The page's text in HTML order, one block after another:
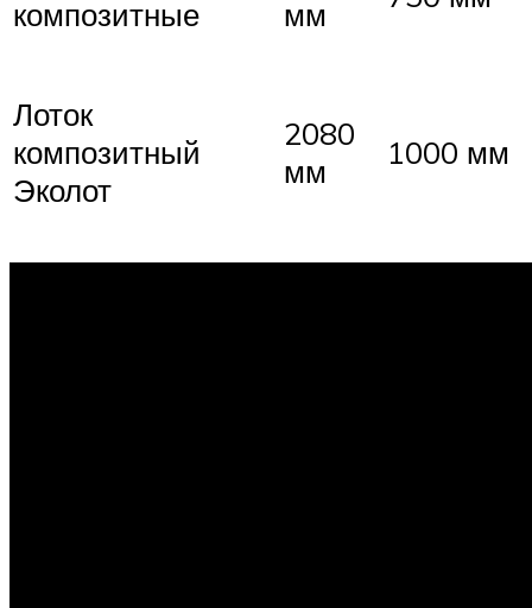
композитные мм
Лоток
композитный
Эколот
2080
мм
1000 мм